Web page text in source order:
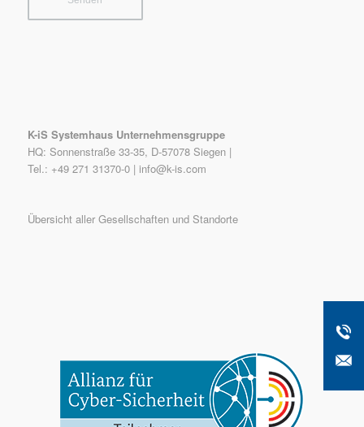
K-iS Systemhaus Unternehmensgruppe
HQ: Sonnenstraße 33-35, D-57078 Siegen |
Tel.: +49 271 31370-0 | info@k-is.com
Übersicht aller Gesellschaften und Standorte